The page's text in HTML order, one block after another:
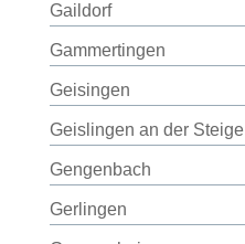
Gaildorf
Gammertingen
Geisingen
Geislingen an der Steige
Gengenbach
Gerlingen